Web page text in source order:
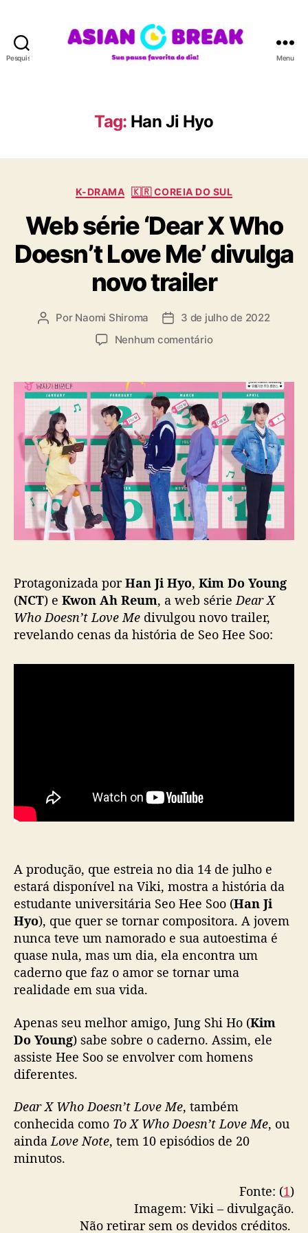
Pesquisar
A
N
R
A
Menu
Tag: Han Ji Hyo
C
t
e
g
o
r
i
K-DRAMA 🇰🇷 COREIA DO SUL
Web série ‘Dear X Who
Doesn’t Love Me’ divulga
novo trailer
A
r
d
o
p
o
s
t
Por Naomi Shiroma
D
d
e
p
u
b
l
i
c
a
ç
ã
3 de julho de 2022
Nenhum comentárioe
e
b
é
r
i
‘
W
h
o
’
v
u
l
g
a
n
o
v
r
a
l
Protagonizada porHan Ji Hyo, Kim Do Young
(NCT) e Kwon Ah Reum, a web sérieDear X
Who Doesn’t Love Me divulgou novo trailer,
revelando cenas da história de Seo Hee Soo:
A produção, que estreia no dia 14 de julho e
estará disponível na Viki, mostra a história da
estudante universitária Seo Hee Soo (Han Ji
Hyo), que quer se tornar compositora. A jovem
nunca teve um namorado e sua autoestima é
quase nula, mas um dia, ela encontra um
caderno que faz o amor se tornar uma
realidade em sua vida.
Apenas seu melhor amigo, Jung Shi Ho (Kim
Do Young) sabe sobre o caderno. Assim, ele
assiste Hee Soo se envolver com homens
diferentes.
Dear X Who Doesn’t Love Me, também
conhecida como To X Who Doesn’t Love Me, ou
aindaLove Note, tem 10 episódios de 20
minutos.
Fonte: (1)
Imagem: Viki – divulgação.
Não retirar sem os devidos créditos.